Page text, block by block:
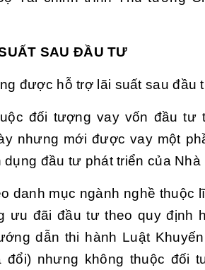
SAU ĐẦU TƯ
được hỗ trợ lãi suất sau đầu
đối tượng vay vốn đầu tư
nhưng mới được vay một
đầu tư phát triển của
danh mục ngành nghề thuộc
ưu đãi đầu tư theo quy định
dẫn thi hành Luật
đổi) nhưng không thuộc đối